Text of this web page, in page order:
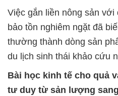
Việc gắn liền nông sản
bảo tồn nghiêm ngặt đã
thường thành dòng sản
du lịch sinh thái khảo cứu
Bài học kinh tế cho quả
tư duy từ sản lượng